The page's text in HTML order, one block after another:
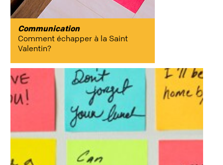
Communication
Comment échapper à la Saint
Valentin?